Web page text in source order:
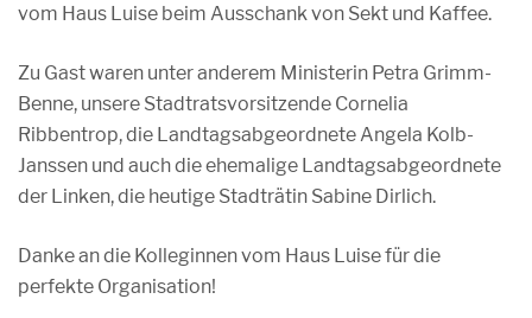
vom Haus Luise beim Ausschank von Sekt und Kaffee.
Zu Gast waren unter anderem Ministerin Petra Grimm-
Benne, unsere Stadtratsvorsitzende Cornelia
Ribbentrop, die Landtagsabgeordnete Angela Kolb-
Janssen und auch die ehemalige Landtagsabgeordnete
der Linken, die heutige Stadträtin Sabine Dirlich.
Danke an die Kolleginnen vom Haus Luise für die
perfekte Organisation!